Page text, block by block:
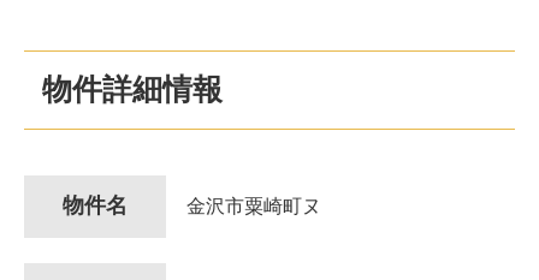
物件詳細情報
物件名 金沢市粟崎町ヌ